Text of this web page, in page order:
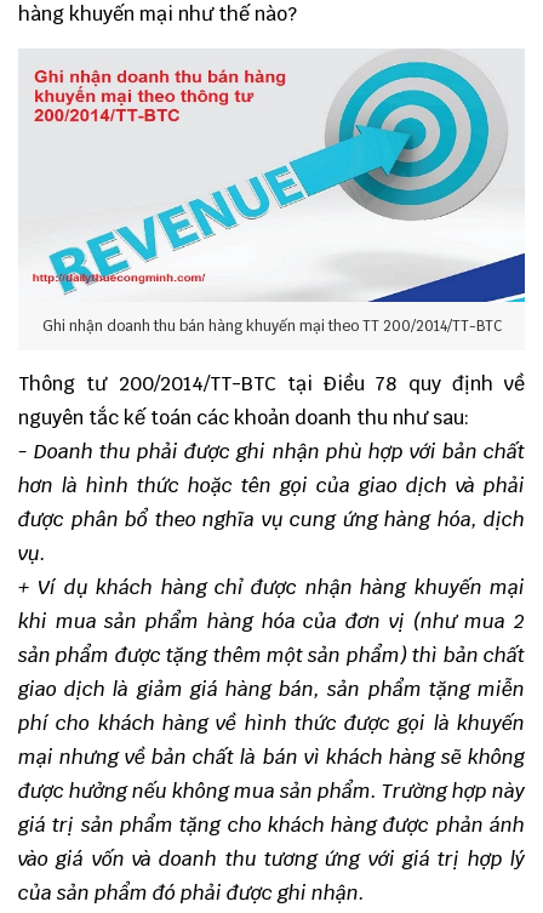
hàng khuyến mại như thế nào?
Ghi nhận doanh thu bán hàng khuyến mại theo TT 200/2014/TT-BTC
Thông tư 200/2014/TT-BTC tại Điều 78 quy định về
nguyên tắc kế toán các khoản doanh thu như sau:
- Doanh thu phải được ghi nhận phù hợp với bản chất
hơn là hình thức hoặc tên gọi của giao dịch và phải
được phân bổ theo nghĩa vụ cung ứng hàng hóa, dịch
vụ.
+ Ví dụ khách hàng chỉ được nhận hàng khuyến mại
khi mua sản phẩm hàng hóa của đơn vị (như mua 2
sản phẩm được tặng thêm một sản phẩm) thì bản chất
giao dịch là giảm giá hàng bán, sản phẩm tặng miễn
phí cho khách hàng về hình thức được gọi là khuyến
mại nhưng về bản chất là bán vì khách hàng sẽ không
được hưởng nếu không mua sản phẩm. Trường hợp này
giá trị sản phẩm tặng cho khách hàng được phản ánh
vào giá vốn và doanh thu tương ứng với giá trị hợp lý
của sản phẩm đó phải được ghi nhận.